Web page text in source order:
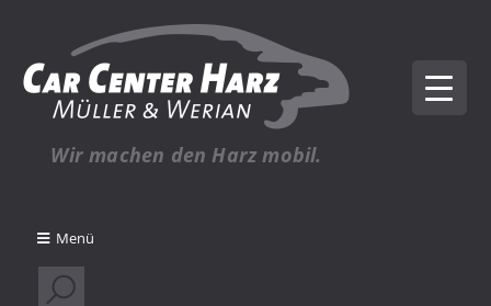
Wir machen den Harz mobil.
Menü